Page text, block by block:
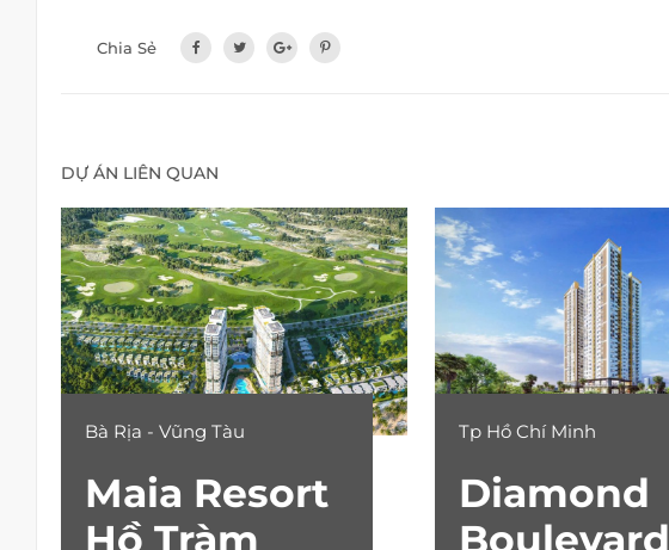
Chia Sẻ
DỰ ÁN LIÊN QUAN
Bà Rịa - Vũng Tàu
Maia Resort
Hồ Tràm
Tp Hồ Chí Minh
Diamond
Boulevard